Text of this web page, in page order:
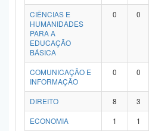
CIÊNCIAS E
HUMANIDADES
PARA A
EDUCAÇÃO
BÁSICA
0 0
COMUNICAÇÃO E
INFORMAÇÃO
0 0
DIREITO 8 3
ECONOMIA
1 1